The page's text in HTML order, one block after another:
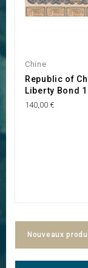
Chine
Republic of
Liberty Bond
140,00 €
Nouveaux